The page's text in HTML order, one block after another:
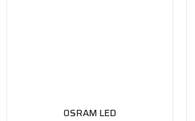
OSRAM LED